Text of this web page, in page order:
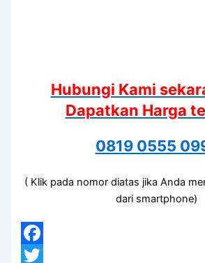
Hubungi Kami
Dapatkan Harga
0819 0555
( Klik pada nomor diatas jika Anda
dari smartphone)
Facebook